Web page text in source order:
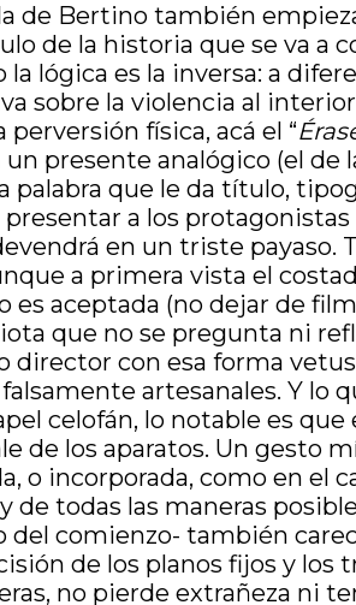
de Bertino también
la historia que se va a
lógica es la inversa: a
sobre la violencia al
física, acá el “
presente analógico (el de
que le da título,
a los
en un triste payaso.
a primera vista el
aceptada (no dejar de
que no se pregunta ni
con esa forma
artesanales. Y lo
celofán, lo notable es
de los aparatos. Un gesto
incorporada, como en el
todas las maneras
comienzo- también
de los planos fijos y los
no pierde extrañeza ni